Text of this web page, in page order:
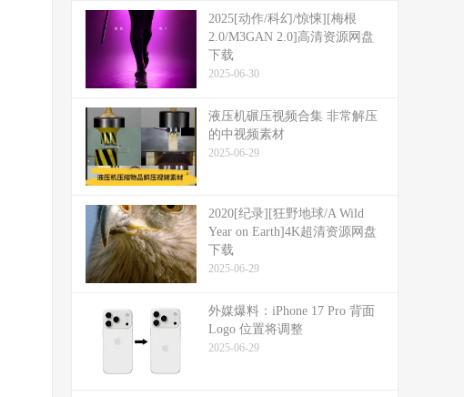
2025[动作/科幻/惊悚][梅根
2.0/M3GAN 2.0]高清资源网盘
下载
2025-06-30
液压机碾压视频合集 非常解压
的中视频素材
2025-06-29
2020[纪录][狂野地球/A Wild
Year on Earth]4K超清资源网盘
下载
2025-06-29
外媒爆料：​​iPhone 17 Pro 背面
Logo 位置将调整​​
2025-06-29